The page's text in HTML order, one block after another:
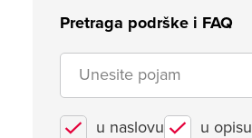
Pretraga podrške i FAQ
u naslovu u opisu